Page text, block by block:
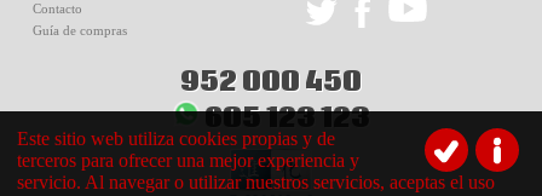
Contacto
Guía de compras
952 000 450
605 123 123
Este sitio web utiliza cookies propias y de
terceros para ofrecer una mejor experiencia y
servicio. Al navegar o utilizar nuestros servicios, aceptas el uso